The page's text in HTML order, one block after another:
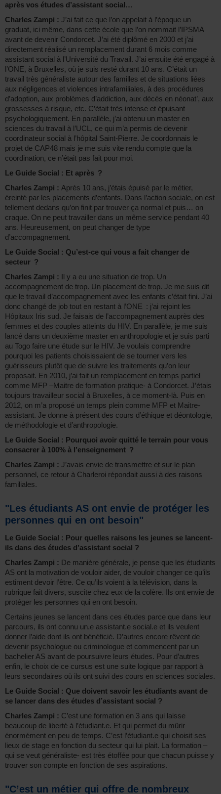
après vos études d’assistant social…
Charles Zampi : J’ai fait ce que l’on appelait à l’époque un
graduat, ici même, dans cette école que l’on nommait l’IPSMA
avant de devenir Condorcet. J’ai été diplômé en 2000 et j’ai
directement réalisé un remplacement durant 6 mois comme
assistant social à l’Université du Travail. J’ai ensuite été engagé à
l’ONE, à Bruxelles, où je suis resté durant 10 ans. C’était un
travail très généraliste autour des familles et de situations liées
aux négligences et violences intrafamiliales, à des procédures
d’adoption, aux problèmes d’addiction, aux décès en néonat’, aux
grossesses à risque, etc. C’était très intense et épuisant
psychologiquement. En parallèle, j’ai obtenu un master en
sciences du travail à l’UCL, ce qui m’a permis de devenir
coordinateur social à l’hôpital Saint-Pierre. Je coordonnais le
projet de CAP48 mais je me suis vite rendu compte que la
coordination, ce n’était pas fait pour moi.
Le Guide Social : Et après ?
Charles Zampi : Après 10 ans, j’étais épuisé par le métier,
éreinté par les placements d’enfants. Dans l’action sociale, on est
tellement dedans qu’on finit par trouver ça normal et puis… on
craque. On ne peut travailler dans un même service pendant 40
ans. Heureusement, on peut changer de type
d’accompagnement.
Le Guide Social : Qu’est-ce qui vous a fait changer de
secteur ?
Charles Zampi : Il y a eu une situation de trop. Un
accompagnement de trop. Un placement de trop. Je me suis dit
que le travail d’accompagnement avec les enfants c’était fini. J’ai
donc changé de job tout en restant à l’ONE : j’ai rejoint les
Hôpitaux Iris sud. Je faisais de l’accompagnement auprès des
femmes et des couples atteints du HIV. En parallèle, je me suis
lancé dans un deuxième master en anthropologie et je suis parti
au Togo faire une étude sur le HIV. Je voulais comprendre
pourquoi les patients choisissaient de se tourner vers les
guérisseurs plutôt que de suivre les traitements qu’on leur
proposait. En 2010, j’ai fait un remplacement en temps partiel
comme MFP –Maitre de formation pratique- à Condorcet. J’étais
toujours travailleur social à Bruxelles, à ce moment-là. Puis en
2012, on m’a proposé un temps plein comme MFP et Maitre-
assistant. Je donne à présent des cours d’éthique et déontologie,
de méthodologie et d’anthropologie.
Le Guide Social : Pourquoi avoir quitté le terrain pour vous
consacrer à 100% à l’enseignement ?
Charles Zampi : J’avais envie de transmettre et sur le plan
personnel, ce retour à Charleroi répondait aussi à des raisons
familiales.
"Les étudiants AS ont envie de protéger les
personnes qui en ont besoin"
Le Guide Social : Pour quelles raisons les jeunes se lancent-
ils dans des études d’assistant social ?
Charles Zampi : De manière générale, je pense que les étudiants
AS ont la motivation de vouloir aider, de vouloir changer ce qu’ils
estiment devoir l’être. Ce qu’ils voient à la télévision, dans la
rubrique fait divers, suscite chez eux de la colère. Ils ont envie de
protéger les personnes qui en ont besoin.
Certains jeunes se lancent dans ces études parce que dans leur
parcours, ils ont connu un.e assistant.e social.e et ils veulent
donner l’aide dont ils ont bénéficié. D’autres encore rêvent de
devenir psychologue ou criminologue et commencent par un
bachelier AS avant de poursuivre leurs études. Pour d’autres
enfin, le choix de ce cursus est une suite logique par rapport à
leurs secondaires où ils ont suivi des cours en sciences sociales.
Le Guide Social : Que doivent savoir les étudiants avant de
se lancer dans des études d’assistant social ?
Charles Zampi : C’est une formation en 3 ans qui laisse
beaucoup de liberté à l’étudiant.e. Et qui permet du mûrir
énormément en peu de temps. C’est l’étudiant.e qui choisit ses
lieux de stage en fonction du secteur qui lui plait. La formation –
qui se veut généraliste- est très étoffée pour que chacun puisse y
trouver son compte en fonction de ses aspirations.
"C’est un métier qui offre de nombreux